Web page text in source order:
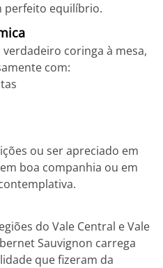
perfeito equilíbrio.
coringa à mesa,
com:
ou ser apreciado em
boa companhia ou em
do Vale Central e Vale
Sauvignon carrega
que fizeram da